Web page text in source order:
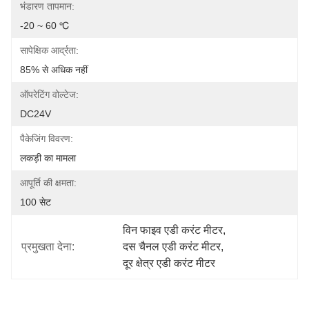
भंडारण तापमान:
-20 ~ 60 ℃
सापेक्षिक आर्द्रता:
85% से अधिक नहीं
ऑपरेटिंग वोल्टेज:
DC24V
पैकेजिंग विवरण:
लकड़ी का मामला
आपूर्ति की क्षमता:
100 सेट
प्रमुखता देना:
विन फाइव एडी करंट मीटर,
दस चैनल एडी करंट मीटर,
दूर क्षेत्र एडी करंट मीटर